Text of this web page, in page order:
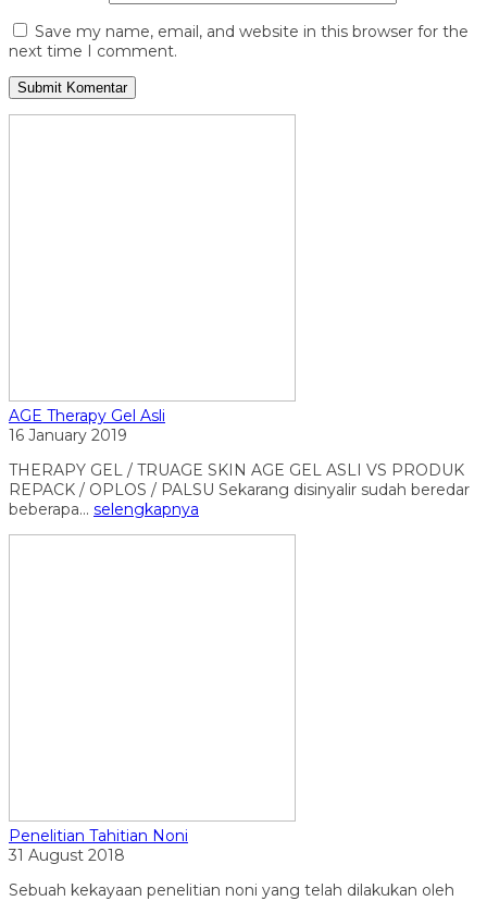
Save my name, email, and website in this browser for the
next time I comment.
AGE Therapy Gel Asli
16 January 2019
THERAPY GEL / TRUAGE SKIN AGE GEL ASLI VS PRODUK
REPACK / OPLOS / PALSU Sekarang disinyalir sudah beredar
beberapa... selengkapnya
Penelitian Tahitian Noni
31 August 2018
Sebuah kekayaan penelitian noni yang telah dilakukan oleh